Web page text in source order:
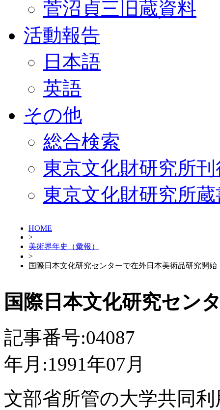
菅沼貞三旧蔵資料
活動報告
日本語
英語
その他
総合検索
東京文化財研究所
東京文化財研究所
HOME
>
美術界年史（彙報）
>
国際日本文化研究センターで在外日本美術品研究開始
国際日本文化研究セン
記事番号:04087
年月:1991年07月
文部省所管の大学共同